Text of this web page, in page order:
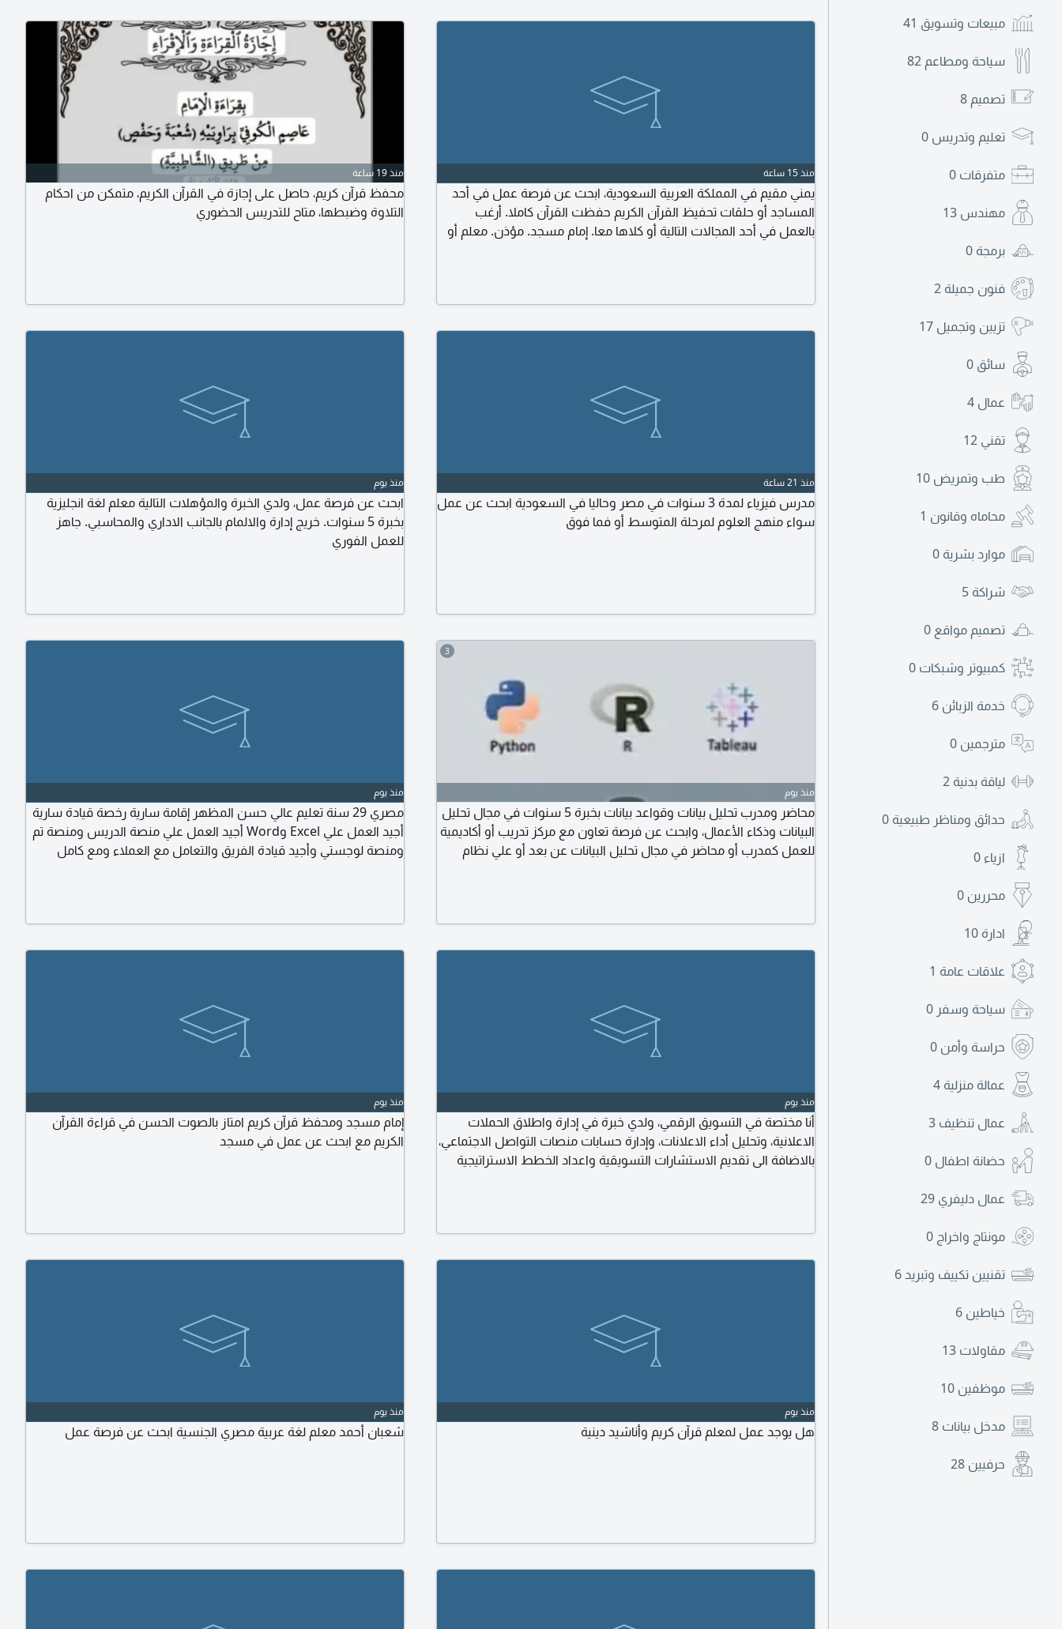
مبيعات وتسويق 41
سياحة ومطاعم 82
تصميم 8
تعليم وتدريس 0
متفرقات 0
مهندس 13
برمجة 0
فنون جميلة 2
تزيين وتجميل 17
سائق 0
عمال 4
تقني 12
طب وتمريض 10
محاماه وقانون 1
موارد بشرية 0
شراكة 5
تصميم مواقع 0
كمبيوتر وشبكات 0
خدمة الزبائن 6
مترجمين 0
لياقة بدنية 2
حدائق ومناظر طبيعية 0
ازياء 0
محررين 0
ادارة 10
علاقات عامة 1
سياحة وسفر 0
حراسة وأمن 0
عمالة منزلية 4
عمال تنظيف 3
حضانة اطفال 0
عمال دليفري 29
مونتاج واخراج 0
تقنيين تكييف وتبريد6
خياطين 6
مقاولات 13
موظفين 10
مدخل بيانات 8
حرفيين 28
منذ 15 ساعة
يمني مقيم في المملكة العربية السعودية، ابحث عن فرصة عمل في أحد
المساجد أو حلقات تحفيظ القرآن الكريم حفظت القرآن كاملا. أرغب
بالعمل في أحد المجالات التالية أو كلاها معا. إمام مسجد. مؤذن. معلم أو
منذ 19 ساعة
محفظ قرآن كريم، حاصل على إجازة في القرآن الكريم، متمكن من احكام
التلاوة وضبطها، متاح للتدريس الحضوري
منذ 21 ساعة
مدرس فيزياء لمدة 3 سنوات في مصر وحاليا في السعودية ابحث عن عمل
سواء منهج العلوم لمرحلة المتوسط أو فما فوق
منذ يوم
ابحث عن فرصة عمل، ولدي الخبرة والمؤهلات التالية معلم لغة انجليزية
بخبرة 5 سنوات. خريج إدارة والالمام بالجانب الاداري والمحاسبي. جاهز
للعمل الفوري
3
منذ يوم
محاضر ومدرب تحليل بيانات وقواعد بيانات بخبرة 5 سنوات في مجال تحليل
البيانات وذكاء الأعمال، وابحث عن فرصة تعاون مع مركز تدريب أو أكاديمية
للعمل كمدرب أو محاضر في مجال تحليل البيانات عن بعد أو علي نظام
منذ يوم
مصري 29 سنة تعليم عالي حسن المظهر إقامة سارية رخصة قيادة سارية
أجيد العمل علي Excel وWord أجيد العمل علي منصة الدريس ومنصة تم
ومنصة لوجستي وأجيد قيادة الفريق والتعامل مع العملاء ومع كامل
منذ يوم
أنا مختصة في التسويق الرقمي، ولدي خبرة في إدارة واطلاق الحملات
الاعلانية، وتحليل أداء الاعلانات، وإدارة حسابات منصات التواصل الاجتماعي،
بالاضافة الى تقديم الاستشارات التسويقية واعداد الخطط الاستراتيجية
منذ يوم
إمام مسجد ومحفظ قرآن كريم امتاز بالصوت الحسن في قراءة القرآن
الكريم مع ابحث عن عمل في مسجد
منذ يوم
هل يوجد عمل لمعلم قرآن كريم وأناشيد دينية
منذ يوم
شعبان أحمد معلم لغة عربية مصري الجنسية ابحث عن فرصة عمل